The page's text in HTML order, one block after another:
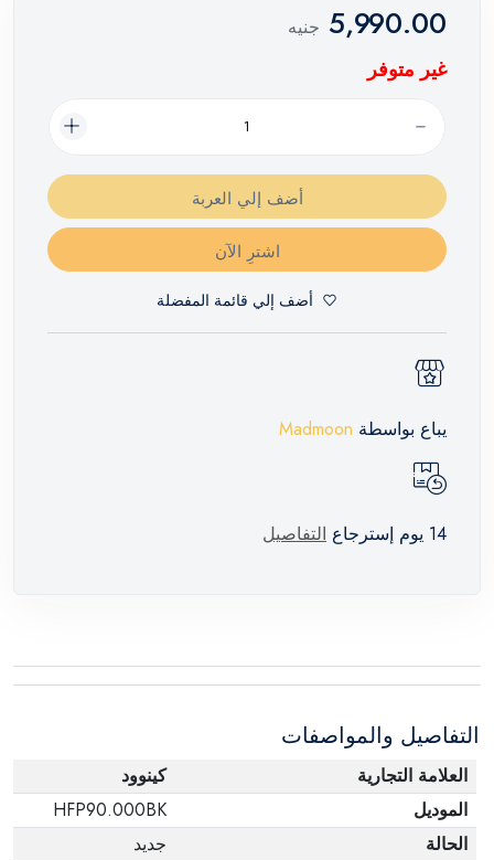
5,990.00 جنيه
غير متوفر
أضف إلي العربة
اشترِ الآن
أضف إلي قائمة المفضلة
يباع بواسطة Madmoon
14 يوم إسترجاع التفاصيل
التفاصيل والمواصفات
العلامة التجارية
كينوود
الموديل
HFP90.000BK
الحالة
جديد